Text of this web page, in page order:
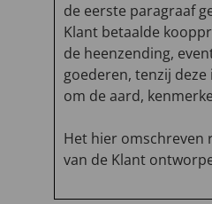
de eerste paragraaf
Klant betaalde
de heenzending,
goederen, tenzij
om de aard,
Het hier omschreven
van de Klant